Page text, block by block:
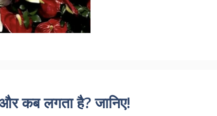
कब लगता है? जानिए!